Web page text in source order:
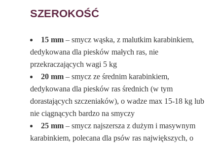
SZEROKOŚĆ
15 mm – smycz wąska, z malutkim karabinkiem,
dedykowana dla piesków małych ras, nie
przekraczających wagi 5 kg
20 mm – smycz ze średnim karabinkiem,
dedykowana dla piesków ras średnich (w tym
dorastających szczeniaków), o wadze max 15-18 kg lub
nie ciągnących bardzo na smyczy
25 mm – smycz najszersza z dużym i masywnym
karabinkiem, polecana dla psów ras największych, o